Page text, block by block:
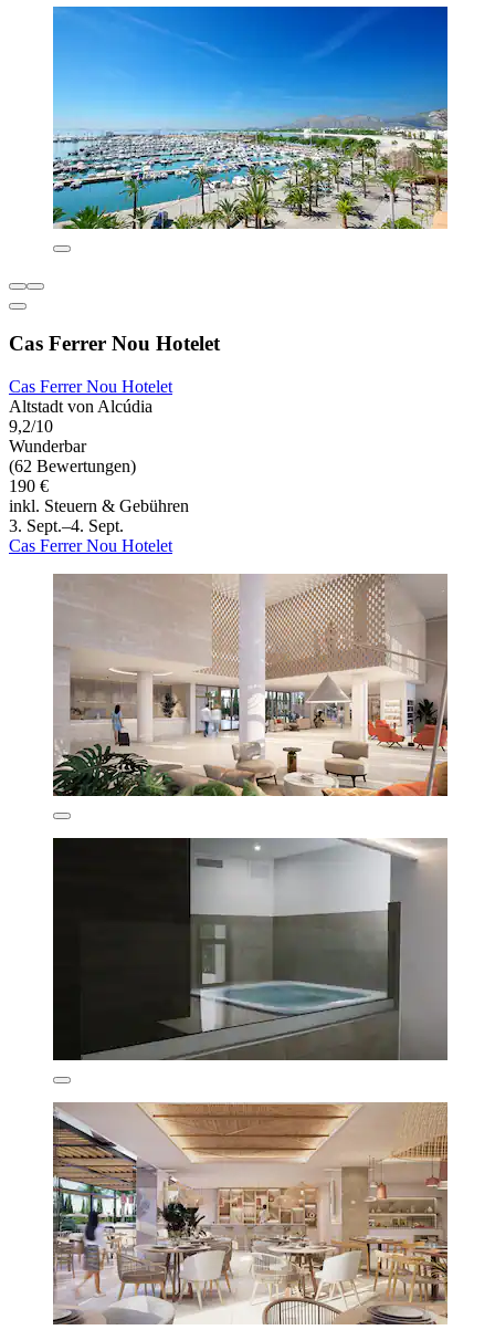
Cas Ferrer Nou Hotelet
Cas Ferrer Nou Hotelet
Altstadt von Alcúdia
9,2/10
Wunderbar
(62 Bewertungen)
190 €
inkl. Steuern & Gebühren
3. Sept.–4. Sept.
Cas Ferrer Nou Hotelet